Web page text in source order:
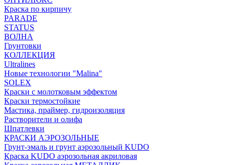
Краска по кирпичу
PARADE
STATUS
ВОЛНА
Грунтовки
КОЛЛЕКЦИЯ
Ultralines
Новые технологии "Malina"
SOLEX
Краски с молотковым эффектом
Краски термостойкие
Мастика, праймер, гидроизоляция
Растворители и олифа
Шпатлевки
КРАСКИ АЭРОЗОЛЬНЫЕ
Грунт-эмаль и грунт аэрозольный KUDO
Краска KUDO аэрозольная акриловая